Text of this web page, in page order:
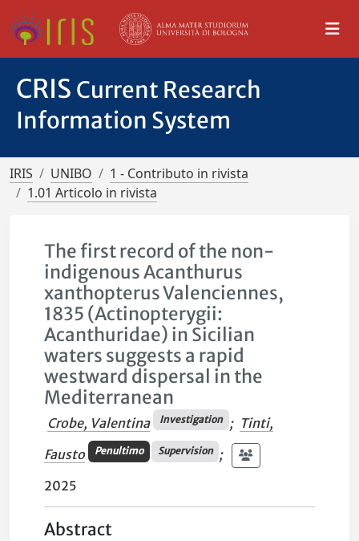
CRIS Current Research
Information System
IRIS UNIBO
1 - Contributo in rivista
1.01 Articolo in rivista
The first record of the non-
indigenous Acanthurus
xanthopterus Valenciennes,
1835 (Actinopterygii:
Acanthuridae) in Sicilian
waters suggests a rapid
westward dispersal in the
Mediterranean
Crobe, Valentina Investigation ; Tinti,
Fausto
Penultimo Supervision ;
2025
Abstract